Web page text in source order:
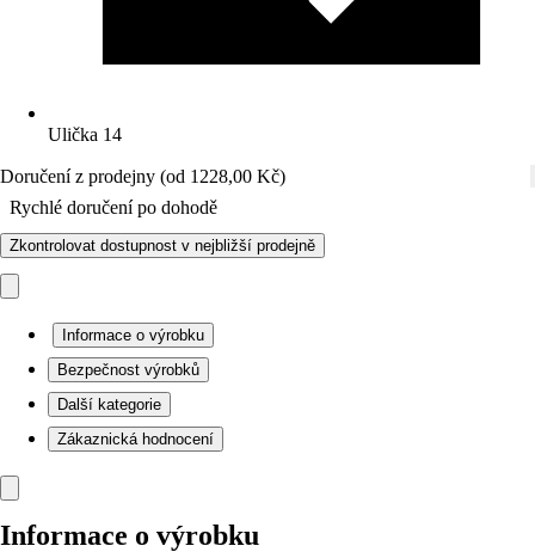
Ulička 14
Doručení z prodejny (od 1228,00 Kč)
Rychlé doručení po dohodě
Zkontrolovat dostupnost v nejbližší prodejně
Informace o výrobku
Bezpečnost výrobků
Další kategorie
Zákaznická hodnocení
Informace o výrobku